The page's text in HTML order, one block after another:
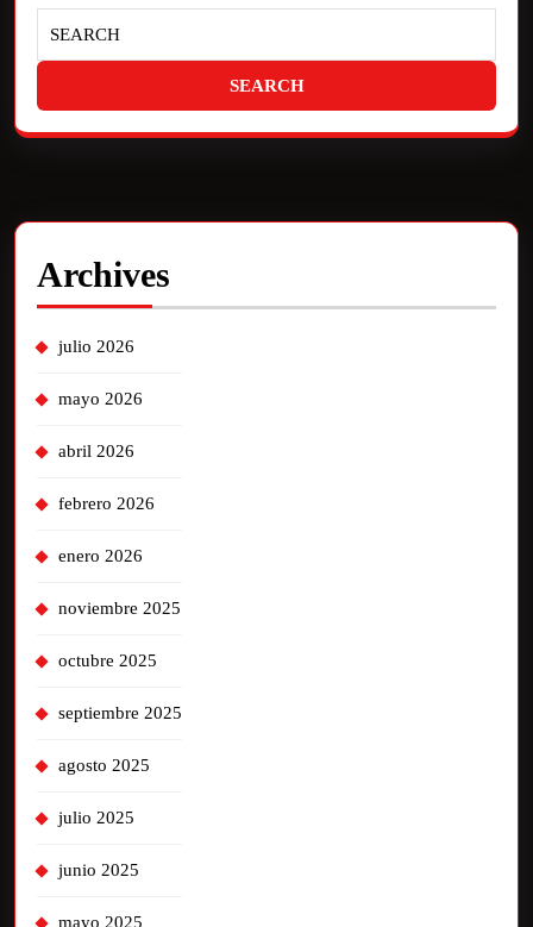
Archives
julio 2026
mayo 2026
abril 2026
febrero 2026
enero 2026
noviembre 2025
octubre 2025
septiembre 2025
agosto 2025
julio 2025
junio 2025
mayo 2025